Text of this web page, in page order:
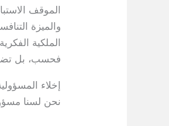
الموقف
والميزة
فحسب، بل
إخلاء
نحن لسنا